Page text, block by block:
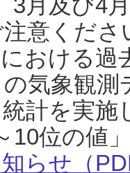
意くだ
おける過
の気象観
計を実
10位の値
らせ（